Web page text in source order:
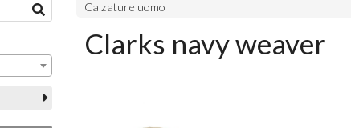
Calzature uomo
Clarks navy weaver